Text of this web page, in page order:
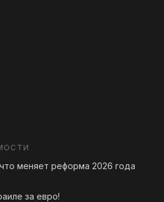
меняет реформа 2026 года
за евро!